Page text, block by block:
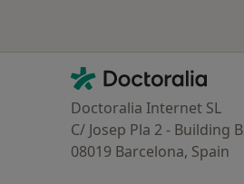
Contacto
Doctoralia - Página de inicio
Doctoralia Internet SL
C/ Josep Pla 2 - Building
08019 Barcelona, Spain